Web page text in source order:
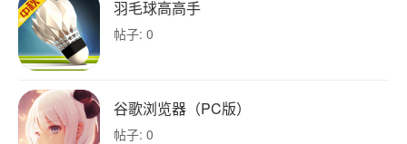
羽毛球高高手
帖子: 0
谷歌浏览器（PC版）
帖子: 0